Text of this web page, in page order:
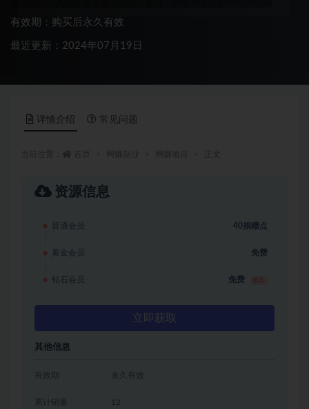
有效期：购买后永久有效
最近更新：2024年07月19日
详情介绍 常见问题
资源信息
普通会员 40捐赠点
黄金会员 免费
钻石会员 免费
立即获取
其他信息
有效期 永久有效
累计销量 12